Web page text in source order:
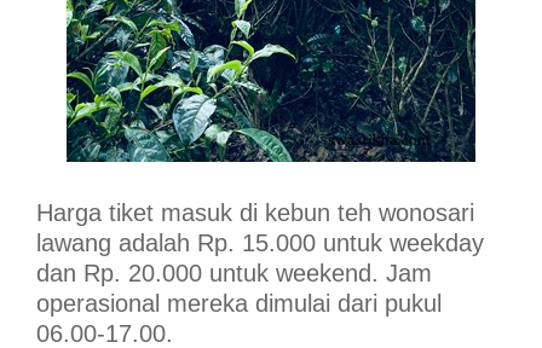
Harga tiket masuk di kebun teh wonosari
lawang adalah Rp. 15.000 untuk weekday
dan Rp. 20.000 untuk weekend. Jam
operasional mereka dimulai dari pukul
06.00-17.00.